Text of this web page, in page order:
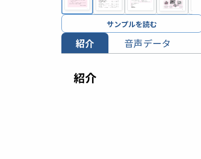
サンプルを読む
紹介 音声データ
紹介